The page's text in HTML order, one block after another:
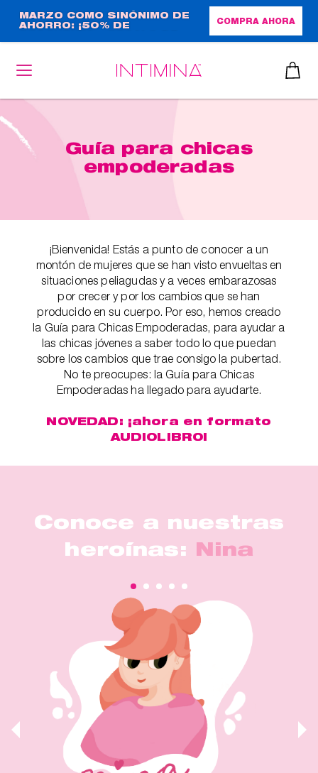
contenido
principal
MARZO COMO SINÓNIMO DE
AHORRO: ¡50% DE
TAMAÑO NORMAL!
COMPRA AHORA
Guía para chicas
empoderadas
¡Bienvenida! Estás a punto de conocer a un
montón de mujeres que se han visto envueltas en
situaciones peliagudas y a veces embarazosas
por crecer y por los cambios que se han
producido en su cuerpo. Por eso, hemos creado
la Guía para Chicas Empoderadas, para ayudar a
las chicas jóvenes a saber todo lo que puedan
sobre los cambios que trae consigo la pubertad.
No te preocupes: la Guía para Chicas
Empoderadas ha llegado para ayudarte.
NOVEDAD: ¡ahora en formato
AUDIOLIBRO!
Conoce a nuestras
heroínas: Nina